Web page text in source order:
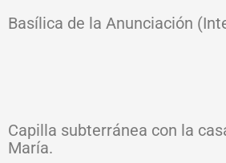
Basílica de la Anunciación
Capilla subterránea con la
María.